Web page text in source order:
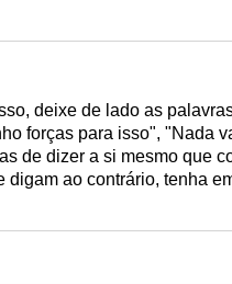
deixe de lado as
forças para isso", "Nada
de dizer a si mesmo que
digam ao contrário, tenha